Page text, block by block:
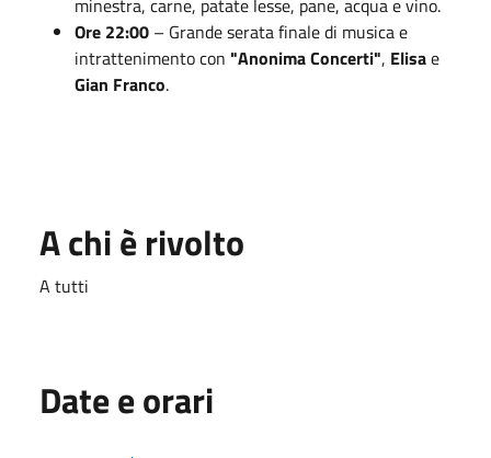
Ore 22:00 – Grande serata finale di musica e
intrattenimento con "Anonima Concerti", Elisae
Gian Franco.
A chi è rivolto
A tutti
Date e orari